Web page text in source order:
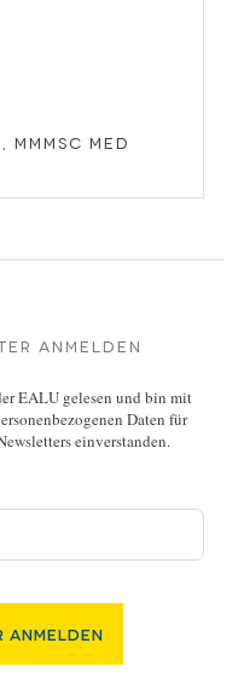
MEd
anmelden
EALU gelesen und bin mit
Daten für
einverstanden.